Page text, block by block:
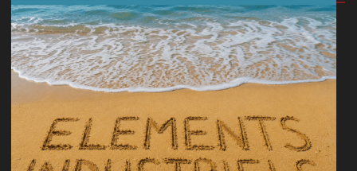
Je m'abonne à la lettre
PARTAGEZ VOS CONNAISSANCES
Posez vos questions techniques sur notre forum ou
répondez aux demandes des utilisateurs.